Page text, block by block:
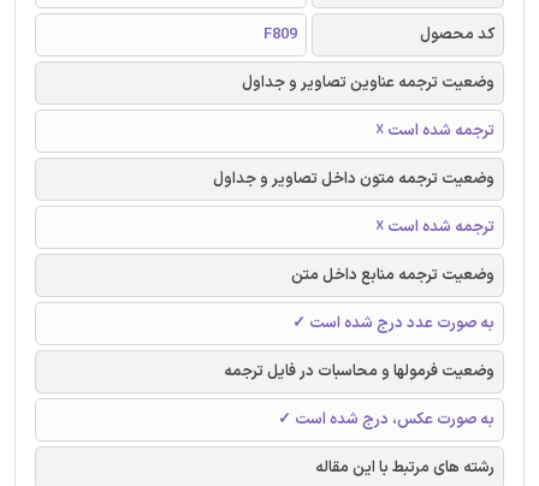
کد محصول
F809
وضعیت ترجمه عناوین تصاویر و جداول
ترجمه شده است ☓
وضعیت ترجمه متون داخل تصاویر و جداول
ترجمه شده است ☓
وضعیت ترجمه منابع داخل متن
به صورت عدد درج شده است ✓
وضعیت فرمولها و محاسبات در فایل ترجمه
به صورت عکس، درج شده است ✓
رشته های مرتبط با این مقاله